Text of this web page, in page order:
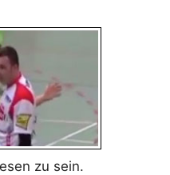
zu sein.